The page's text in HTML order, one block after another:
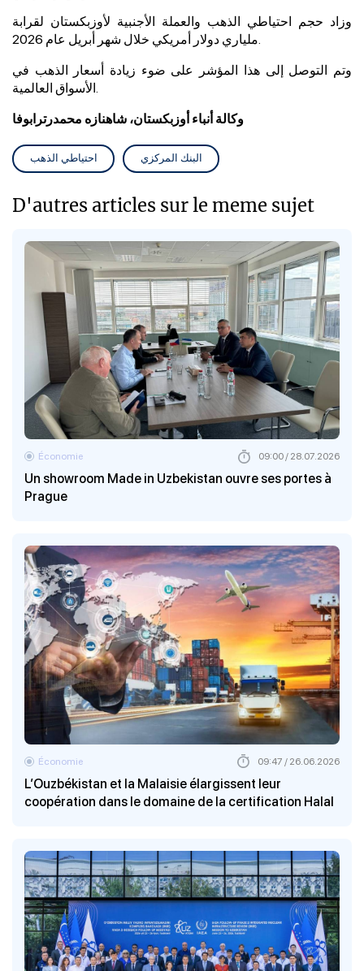
وزاد حجم احتياطي الذهب والعملة الأجنبية لأوزبكستان لقرابة
ملياري دولار أمريكي خلال شهر أبريل عام 2026.
وتم التوصل إلى هذا المؤشر على ضوء زيادة أسعار الذهب في
الأسواق العالمية.
وكالة أنباء أوزبكستان، شاهنازه محمدرترابوفا
احتياطي الذهب البنك المركزي
D'autres articles sur le meme sujet
Un showroom Made in Uzbekistan ouvre ses portes à
Prague
Économie 09:00 / 28.07.2026
L’Ouzbékistan et la Malaisie élargissent leur
coopération dans le domaine de la certification Halal
Économie 09:47 / 26.06.2026